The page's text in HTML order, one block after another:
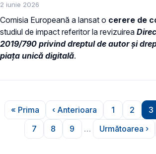
2 iunie 2026
Comisia Europeană a lansat o cerere de
studiul de impact referitor la revizuirea
2019/790 privind dreptul de autor și
piața unică digitală.
Paginare
Prima pagină
« Prima
Pagina anterioară
‹ Anterioara
Pagina
1
Pagina
2 3
Pagina
7
Pagina
8
Pagina
9 …
Pagina
Următoarea ›